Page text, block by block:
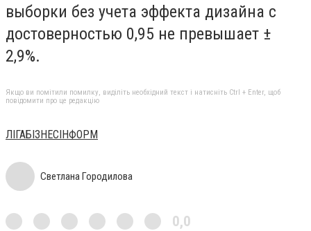
выборки без учета эффекта дизайна с
достоверностью 0,95 не превышает ±
2,9%.
Якщо ви помітили помилку, виділіть необхідний текст і натисніть Ctrl + Enter, щоб
повідомити про це редакцію
ЛIГАБIЗНЕСIНФОРМ
Светлана Городилова
0,0